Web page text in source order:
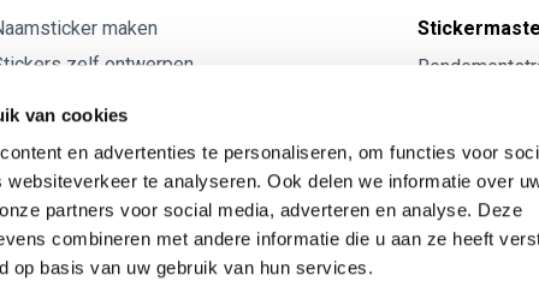
van cookies
en advertenties te personaliseren, om functies voor
websiteverkeer te analyseren. Ook delen we informatie over
partners voor social media, adverteren en analyse. Deze
combineren met andere informatie die u aan ze heeft
op basis van uw gebruik van hun services.
maken
zelf ontwerpen
je eigen kunststof tekst
maken
je eigen Vilt tekst
je eigen rally naam sticker
KVK:71793437
BTW nr: